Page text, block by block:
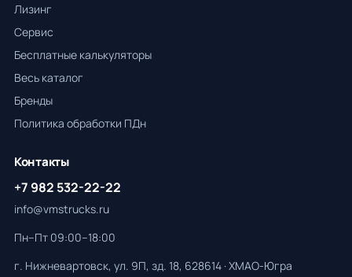
Лизинг
Сервис
Бесплатные калькуляторы
Весь каталог
Бренды
Политика обработки ПДн
Контакты
+7 982 532-22-22
info@vmstrucks.ru
Пн–Пт 09:00–18:00
г. Нижневартовск, ул. 9П, зд. 18, 628614 · ХМАО-Югра